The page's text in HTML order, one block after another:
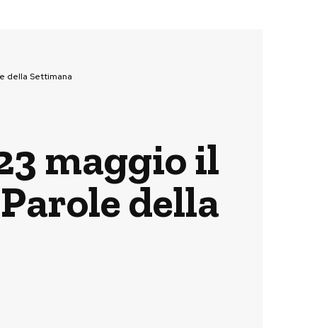
della Settimana
maggio il
della